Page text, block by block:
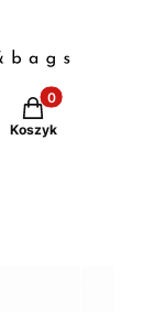
Produkty w
Koszyk